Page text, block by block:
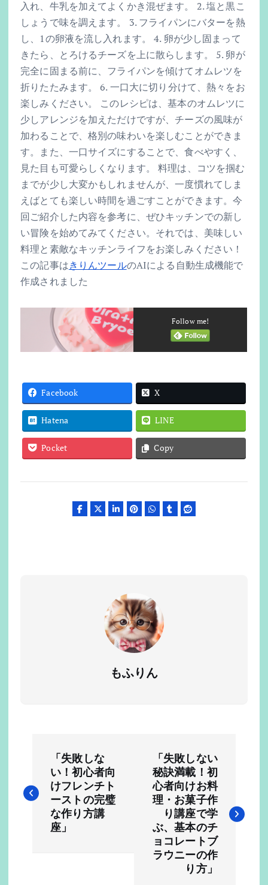
入れ、牛乳を加えてよくかき混ぜます。 2. 塩と黒こ
しょうで味を調えます。 3. フライパンにバターを熱
し、1の卵液を流し入れます。 4. 卵が少し固まって
きたら、とろけるチーズを上に散らします。 5. 卵が
完全に固まる前に、フライパンを傾けてオムレツを
折りたたみます。 6. 一口大に切り分けて、熱々をお
楽しみください。 このレシピは、基本のオムレツに
少しアレンジを加えただけですが、チーズの風味が
加わることで、格別の味わいを楽しむことができま
す。また、一口サイズにすることで、食べやすく、
見た目も可愛らしくなります。 料理は、コツを掴む
までが少し大変かもしれませんが、一度慣れてしま
えばとても楽しい時間を過ごすことができます。今
回ご紹介した内容を参考に、ぜひキッチンでの新し
い冒険を始めてみてください。それでは、美味しい
料理と素敵なキッチンライフをお楽しみください！
この記事はきりんツールのAIによる自動生成機能で
作成されました
Follow me!
Facebook X
Hatena LINE
Pocket Copy
もふりん
稿
ナ
「失敗しな
い！初心者向
けフレンチト
ーストの完璧
な作り方講
座」
「失敗しない
秘訣満載！初
心者向けお料
理・お菓子作
り講座で学
ぶ、基本のチ
ョコレートブ
ラウニーの作
り方」